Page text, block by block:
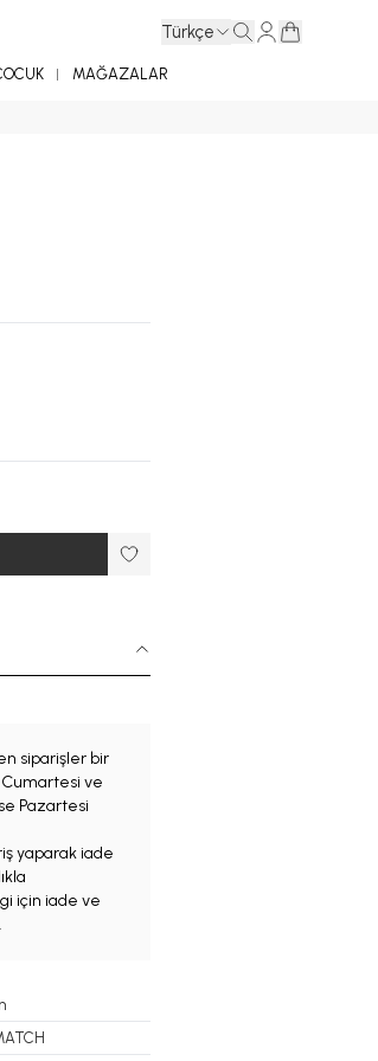
Türkçe
MAĞAZALAR
siparişler bir
Cumartesi ve
Pazartesi
yaparak iade
için iade ve